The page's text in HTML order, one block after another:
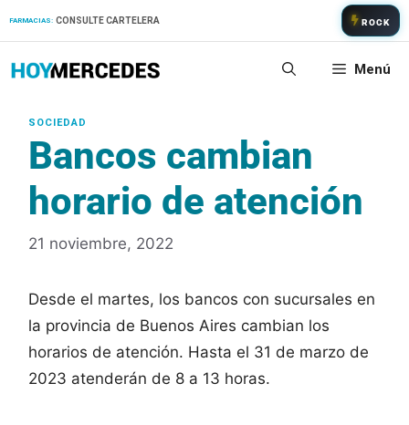
FARMACIAS: CONSULTE CARTELERA ROCK
Menú
Bancos cambian
horario de atención
21 noviembre, 2022
Desde el martes, los bancos con sucursales en
la provincia de Buenos Aires cambian los
horarios de atención. Hasta el 31 de marzo de
2023 atenderán de 8 a 13 horas.